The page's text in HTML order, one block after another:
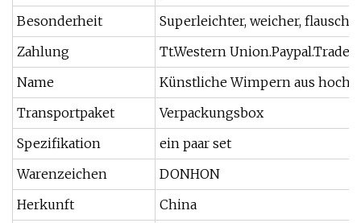
Besonderheit
Superleichter, weicher,
Zahlung
Tt.Western Union.Paypal.Trade
Name
Künstliche Wimpern aus
Transportpaket
Verpackungsbox
Spezifikation
ein paar set
Warenzeichen
DONHON
Herkunft
China